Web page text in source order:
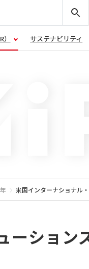
サステナビリティ
米国インターナショナル
ーション